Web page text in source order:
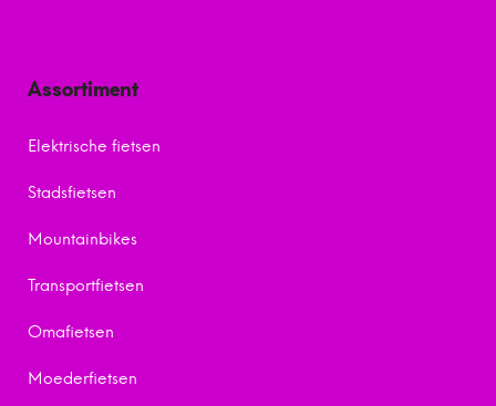
Assortiment
Elektrische fietsen
Stadsfietsen
Mountainbikes
Transportfietsen
Omafietsen
Moederfietsen